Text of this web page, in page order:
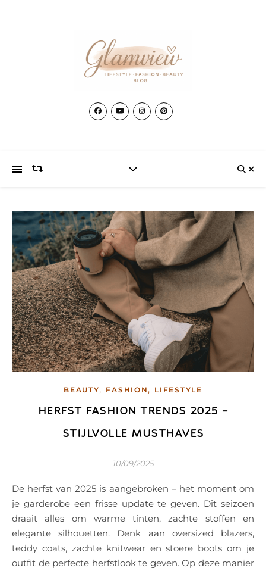
BEAUTY, FASHION , LIFESTYLE
HERFST FASHION TRENDS 2025 –
STIJLVOLLE MUSTHAVES
10/09/2025
De herfst van 2025 is aangebroken – het moment om
je garderobe een frisse update te geven. Dit seizoen
draait alles om warme tinten, zachte stoffen en
elegante silhouetten. Denk aan oversized blazers,
teddy coats, zachte knitwear en stoere boots om je
outfit de perfecte herfstlook te geven. Op deze manier